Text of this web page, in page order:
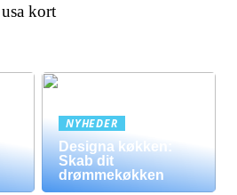
kort
NYHEDER
Designa køkken:
Skab dit
drømmekøkken